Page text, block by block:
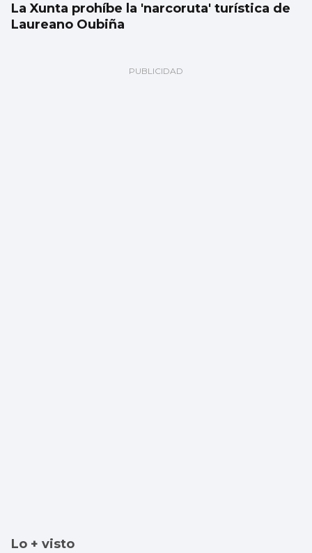
La Xunta prohíbe la 'narcoruta' turística de
Laureano Oubiña
Lo + visto